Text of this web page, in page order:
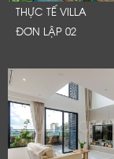
THỰC TẾ VILLA
ĐƠN LẬP 02